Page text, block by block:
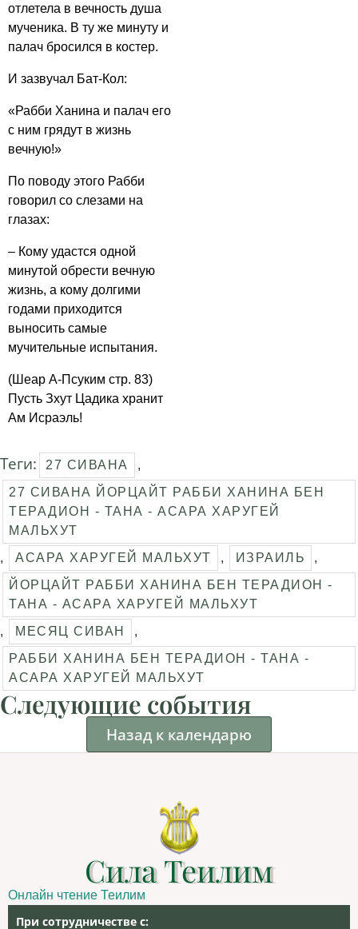
отлетела в вечность душа
мученика. В ту же минуту и
палач бросился в костер.
И зазвучал Бат-Кол:
«Рабби Ханина и палач его
с ним грядут в жизнь
вечную!»
По поводу этого Рабби
говорил со слезами на
глазах:
– Кому удастся одной
минутой обрести вечную
жизнь, а кому долгими
годами приходится
выносить самые
мучительные испытания.
(Шеар А-Псуким стр. 83)
Пусть Зхут Цадика хранит
Ам Исраэль!
Теги: 27 СИВАНА
,
27 СИВАНА ЙОРЦАЙТ РАББИ ХАНИНА БЕН
ТЕРАДИОН - ТАНА - АСАРА ХАРУГЕЙ
МАЛЬХУТ
,
АСАРА ХАРУГЕЙ МАЛЬХУТ , ИЗРАИЛЬ
,
ЙОРЦАЙТ РАББИ ХАНИНА БЕН ТЕРАДИОН -
ТАНА - АСАРА ХАРУГЕЙ МАЛЬХУТ
,
МЕСЯЦ СИВАН
,
РАББИ ХАНИНА БЕН ТЕРАДИОН - ТАНА -
АСАРА ХАРУГЕЙ МАЛЬХУТ
Следующие события
Назад к календарю
Сила Теилим
Онлайн чтение Теилим
При сотрудничестве с: